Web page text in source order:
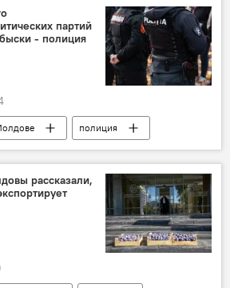
партий
- полиция
полиция
рассказали,